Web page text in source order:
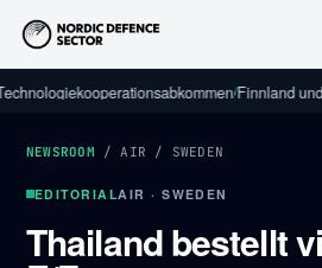
/Finnland und
NEWSROOM / AIR / SWEDEN
EDITORIALAIR · SWEDEN
Thailand bestellt